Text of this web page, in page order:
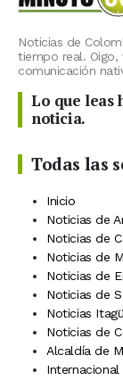
Noticias de
tiempo real.
comunicación
Lo que leas
noticia.
Todas las
Inicio
Noticias de
Noticias de
Noticias de
Noticias de
Noticias de
Noticias
Noticias de
Alcaldía de
Internacional